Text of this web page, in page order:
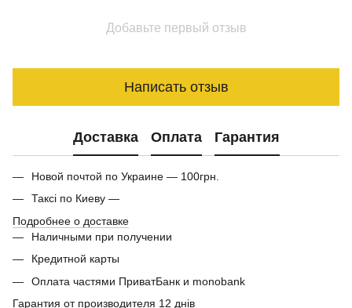
Добавьте первый отзыв
Написать отзыв
Доставка Оплата Гарантия
Новой почтой по Украине — 100грн.
Таксі по Киеву —
Подробнее о доставке
Наличными при получении
Кредитной карты
Оплата частями ПриватБанк и monobank
Гарантия от производителя 12 днів